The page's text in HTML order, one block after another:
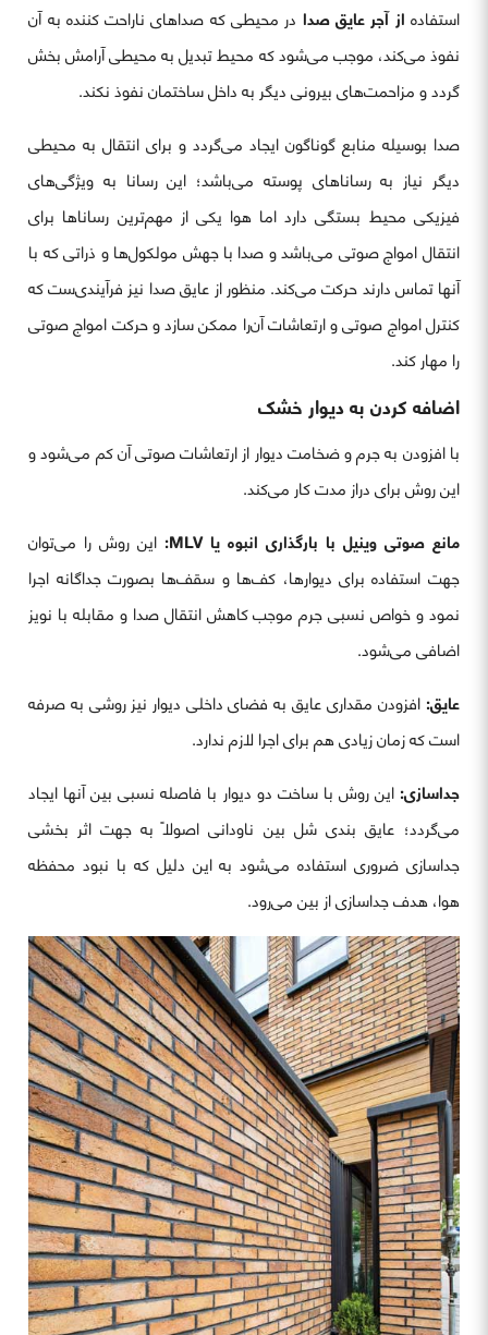
استفادهاز آجر عایق صدا در محیطی که صداهای ناراحت کننده به آن
نفوذ می‌کند، موجب می‌شود که محیط تبدیل به محیطی آرامش بخش
گردد و مزاحمت‌های بیرونی دیگر به داخل ساختمان نفوذ نکند.
صدا بوسیله منابع گوناگون ایجاد می‌گردد و برای انتقال به محیطی
دیگر نیاز به رساناهای پوسته می‌باشد؛ این رسانا به ویژگی‌های
فیزیکی محیط بستگی دارد اما هوا یکی از مهم‌ترین رساناها برای
انتقال امواج صوتی می‌باشد و صدا با جهش مولکول‌ها و ذراتی که با
آنها تماس دارند حرکت می‌کند. منظور از عایق صدا نیز فرآیندی‌ست که
کنترل امواج صوتی و ارتعاشات آن‌را ممکن سازد و حرکت امواج صوتی
را مهار کند.
اضافه کردن به دیوار خشک
با افزودن به جرم و ضخامت دیوار از ارتعاشات صوتی آن کم می‌شود و
این روش برای دراز مدت کار می‌کند.
مانع صوتی وینیل با بارگذاری انبوه یاMLV
: این روش را می‌توان
جهت استفاده برای دیوارها، کف‌ها و سقف‌ها بصورت جداگانه اجرا
نمود و خواص نسبی جرم موجب کاهش انتقال صدا و مقابله با نویز
اضافی می‌شود.
عایق:افزودن مقداری عایق به فضای داخلی دیوار نیز روشی به صرفه
است که زمان زیادی هم برای اجرا لازم ندارد.
جداسازی:این روش با ساخت دو دیوار با فاصله نسبی بین آنها ایجاد
می‌گردد؛ عایق بندی شل بین ناودانی اصولاً به جهت اثر بخشی
جداسازی ضروری استفاده می‌شود به این دلیل که با نبود محفظه
هوا، هدف جداسازی از بین می‌رود.